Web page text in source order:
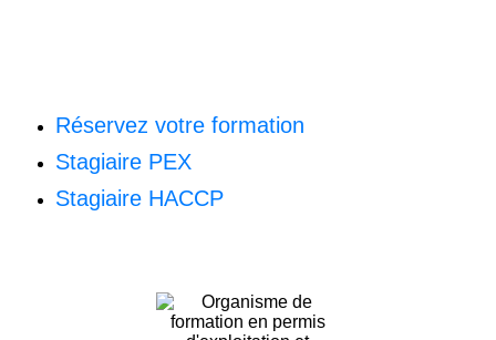
Réservez votre formation
Stagiaire PEX
Stagiaire HACCP